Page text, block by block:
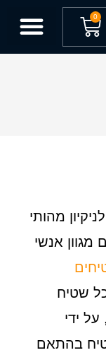
0
מהותי
מגוון אנשי
שטיח
ידי
בהתאם